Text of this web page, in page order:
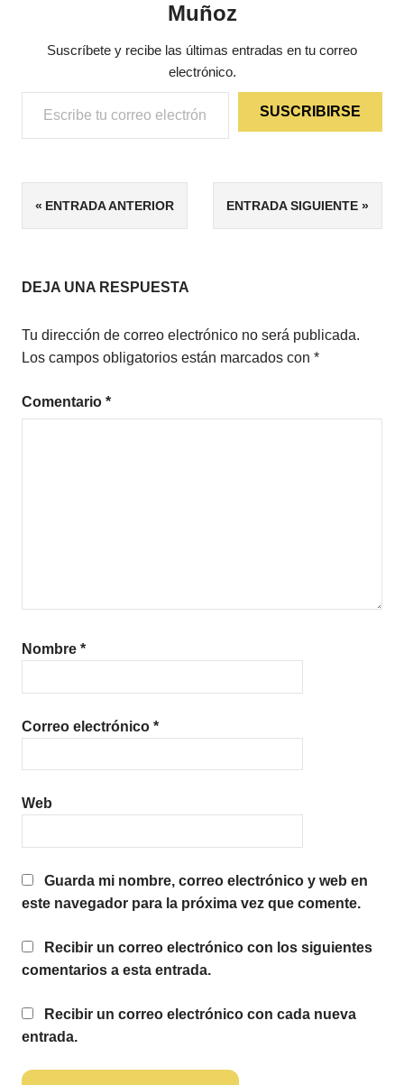
Muñoz
Suscríbete y recibe las últimas entradas en tu correo
electrónico.
Escribe tu correo electrónico…
SUSCRIBIRSE
ETIQUETAS
CIENCIA
FICCIÓN
Navegación
entradas
ENTRADA ANTERIOR ENTRADA SIGUIENTE
DEJA UNA RESPUESTA
Tu dirección de correo electrónico no será publicada.
Los campos obligatorios están marcados con *
Comentario *
Nombre *
Correo electrónico *
Web
Guarda mi nombre, correo electrónico y web en
este navegador para la próxima vez que comente.
Recibir un correo electrónico con los siguientes
comentarios a esta entrada.
Recibir un correo electrónico con cada nueva
entrada.